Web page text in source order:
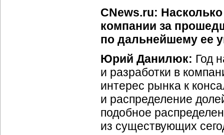
CNews.ru:
компании за
по дальнейшему ее
Юрий Данилюк: Год
и разработки в
интерес рынка к
и распределение
подобное
из существующих